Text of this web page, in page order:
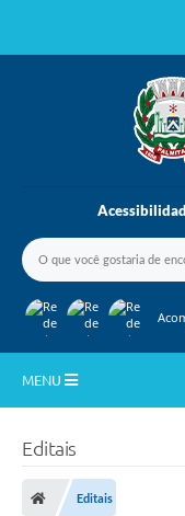
MENU
Editais
Editais